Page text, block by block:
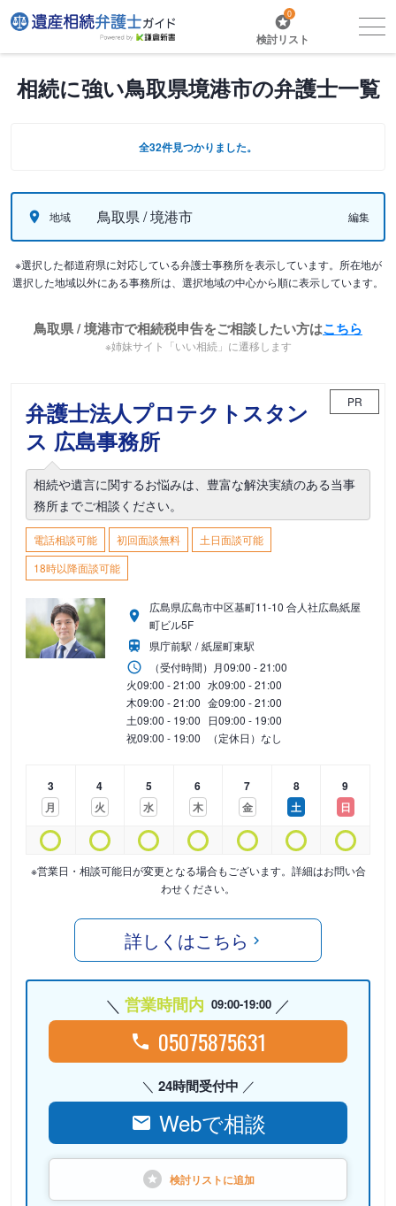
0
検討リスト
相続に強い鳥取県境港市の弁護士一覧
全32件見つかりました。
地域 鳥取県 / 境港市 編集
※選択した都道府県に対応している弁護士事務所を表示しています。所在地が
選択した地域以外にある事務所は、選択地域の中心から順に表示しています。
鳥取県 / 境港市で相続税申告をご相談したい方はこちら
※姉妹サイト「いい相続」に遷移します
弁護士法人プロテクトスタン
ス 広島事務所
PR
相続や遺言に関するお悩みは、豊富な解決実績のある当事
務所までご相談ください。
電話相談可能 初回面談無料
土日面談可能
18時以降面談可能
広島県広島市中区基町11-10 合人社広島紙屋
町ビル5F
県庁前駅
紙屋町東駅
（受付時間） 月09:00 - 21:00
火09:00 - 21:00 水09:00 - 21:00
木09:00 - 21:00 金09:00 - 21:00
土09:00 - 19:00 日09:00 - 19:00
祝09:00 - 19:00 （定休日）なし
3
月
4
火
5
水
6
木
7
金
8
土
9
日
※営業日・相談可能日が変更となる場合もございます。詳細はお問い合
わせください。
詳しくはこちら
営業時間内 09:00-19:00
05075875631
24時間受付中
Webで相談
検討リストに追加